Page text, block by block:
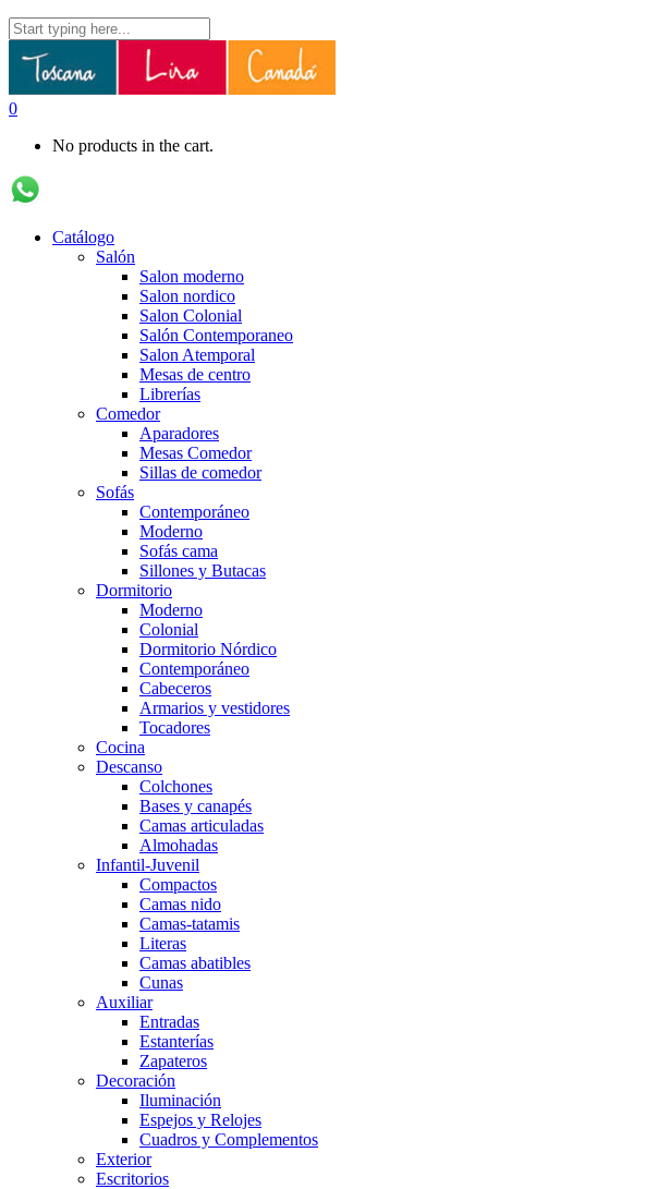
0
No products in the cart.
Catálogo
Salón
Salon moderno
Salon nordico
Salon Colonial
Salón Contemporaneo
Salon Atemporal
Mesas de centro
Librerías
Comedor
Aparadores
Mesas Comedor
Sillas de comedor
Sofás
Contemporáneo
Moderno
Sofás cama
Sillones y Butacas
Dormitorio
Moderno
Colonial
Dormitorio Nórdico
Contemporáneo
Cabeceros
Armarios y vestidores
Tocadores
Cocina
Descanso
Colchones
Bases y canapés
Camas articuladas
Almohadas
Infantil-Juvenil
Compactos
Camas nido
Camas-tatamis
Literas
Camas abatibles
Cunas
Auxiliar
Entradas
Estanterías
Zapateros
Decoración
Iluminación
Espejos y Relojes
Cuadros y Complementos
Exterior
Escritorios